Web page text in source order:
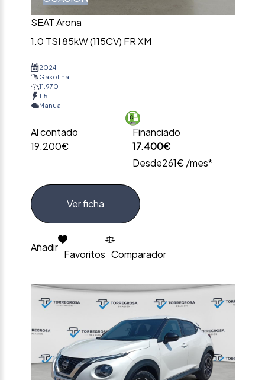
SEAT Arona
1.0 TSI 85kW (115CV) FR XM
2024
Gasolina
11.970
115
Manual
Al contado
19.200€
Financiado
17.400€
Desde261€ /mes*
Ver ficha
Añadir
Favoritos Comparador